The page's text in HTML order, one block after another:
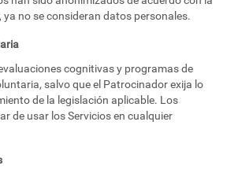
ya no se consideran datos personales.
cognitivas y programas de
salvo que el Patrocinador exija lo
de la legislación aplicable. Los
de usar los Servicios en cualquier